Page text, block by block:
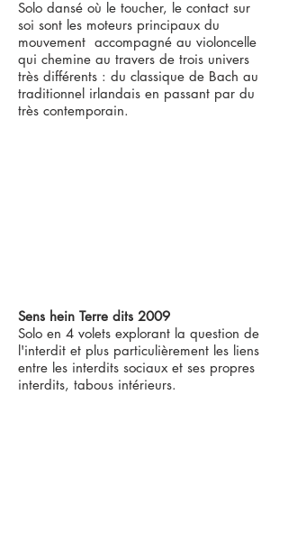
Solo dansé où le toucher, le contact sur
soi sont les moteurs principaux du
mouvement accompagné au violoncelle
qui chemine au travers de trois univers
très différents : du classique de Bach au
traditionnel irlandais en passant par du
très contemporain.
Sens hein Terre dits 2009
Solo en 4 volets explorant la question de
l'interdit et plus particulièrement les liens
entre les interdits sociaux et ses propres
interdits, tabous intérieurs.